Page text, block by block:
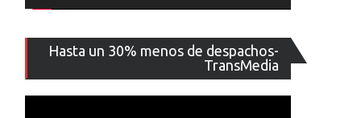
Hasta un 30% menos de despachos-
TransMedia
de
vídeo